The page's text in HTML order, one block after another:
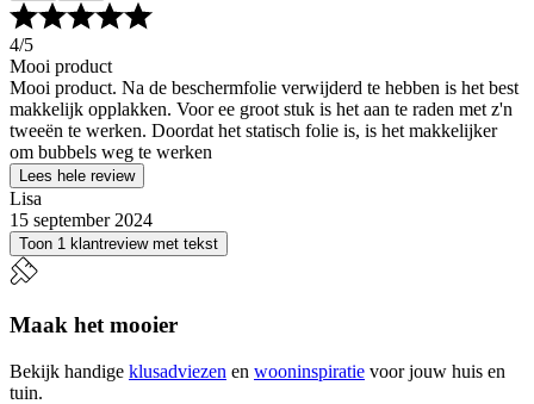
4/5
Mooi product
Mooi product. Na de beschermfolie verwijderd te hebben is het best
makkelijk opplakken. Voor ee groot stuk is het aan te raden met z'n
tweeën te werken. Doordat het statisch folie is, is het makkelijker
om bubbels weg te werken
Lees hele review
Lisa
15 september 2024
Toon 1 klantreview met tekst
Maak het mooier
Bekijk handige klusadviezen en wooninspiratie voor jouw huis en
tuin.